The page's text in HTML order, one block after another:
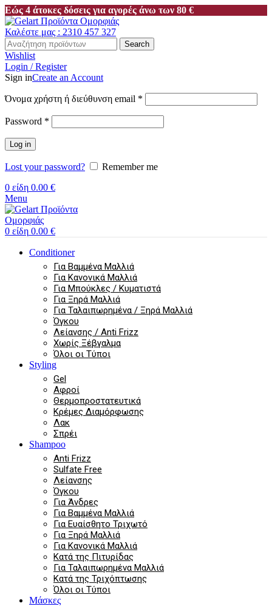
Εώς 4 άτοκες δόσεις για αγορές άνω των 80 €
Καλέστε μας : 2310 457 327
Search
Wishlist
Login / Register
Sign inCreate an Account
Όνομα χρήστη ή διεύθυνση email *
Password *
Log in
Lost your password?
Remember me
0 είδη 0.00 €
Menu
0 είδη 0.00 €
Conditioner
Για Βαμμένα Μαλλιά
Για Κανονικά Μαλλιά
Για Μπούκλες / Κυματιστά
Για Ξηρά Μαλλιά
Για Ταλαιπωρημένα / Ξηρά Μαλλιά
Όγκου
Λείανσης / Anti Frizz
Χωρίς Ξέβγαλμα
Όλοι οι Τύποι
Styling
Gel
Αφροί
Θερμοπροστατευτικά
Κρέμες Διαμόρφωσης
Λακ
Σπρέι
Shampoo
Anti Frizz
Sulfate Free
Λείανσης
Όγκου
Για Άνδρες
Για Βαμμένα Μαλλιά
Για Ευαίσθητο Τριχωτό
Για Ξηρά Μαλλιά
Για Κανονικά Μαλλιά
Κατά της Πιτυρίδας
Για Ταλαιπωρημένα Μαλλιά
Κατά της Τριχόπτωσης
Όλοι οι Τύποι
Μάσκες